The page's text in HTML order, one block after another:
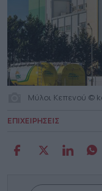
Μύλοι Κεπενού ©
ΕΠΙΧΕΙΡΗΣΕΙΣ